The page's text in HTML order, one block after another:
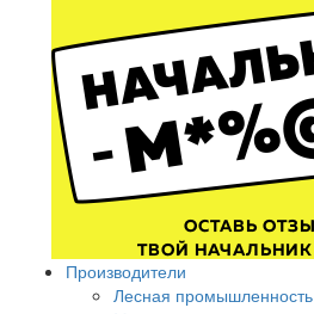
Производители
Лесная промышленность